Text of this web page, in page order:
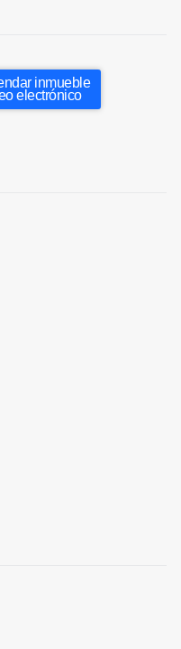
inmueble
electrónico